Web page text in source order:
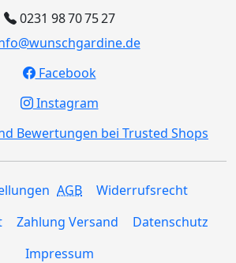
0231 98 70 75 27
Facebook
Instagram
Bewertungen bei Trusted Shops
AGB
Widerrufsrecht
Zahlung Versand
Datenschutz
Impressum